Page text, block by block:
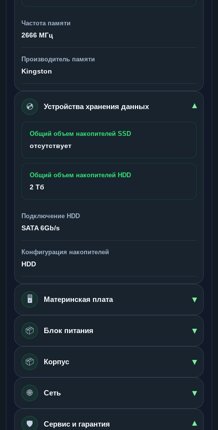
Частота памяти
2666 МГц
Производитель памяти
Kingston
💿 Устройства хранения данных ▾
Общий объем накопителей SSD
отсутствует
Общий объем накопителей HDD
2 Тб
Подключение HDD
SATA 6Gb/s
Конфигурация накопителей
HDD
🖥️ Материнская плата ▾
📦 Блок питания ▾
📦 Корпус ▾
🌐 Сеть ▾
🛡️ Сервис и гарантия ▾